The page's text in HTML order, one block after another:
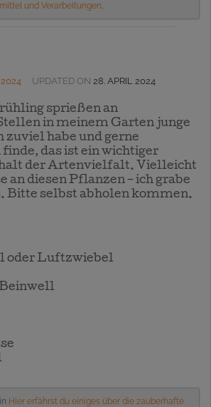
und Verarbeitungen..
UPDATED ON 28. APRIL 2024
sprießen an
in meinem Garten junge
zuviel habe und gerne
das ist ein wichtiger
der Artenvielfalt. Vielleicht
an diesen Pflanzen – ich grabe
Bitte selbst abholen kommen.
oder Luftzwiebel
Hier erfährst du einiges über die zauberhafte